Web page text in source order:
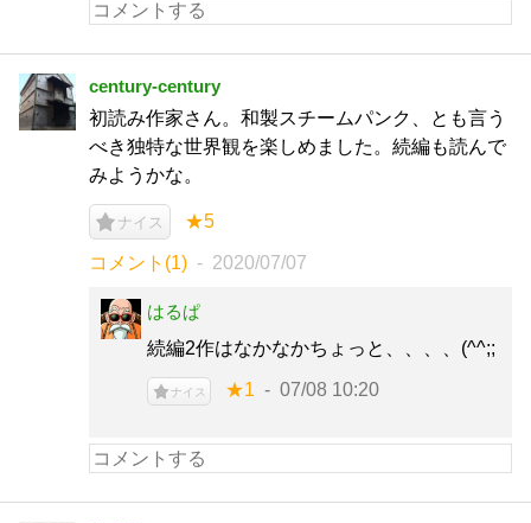
century-century
初読み作家さん。和製スチームパンク、とも言う
べき独特な世界観を楽しめました。続編も読んで
みようかな。
ナイス ★5
コメント(1) 2020/07/07
はるぱ
続編2作はなかなかちょっと、、、、(^^;;
ナイス ★1 07/08 10:20